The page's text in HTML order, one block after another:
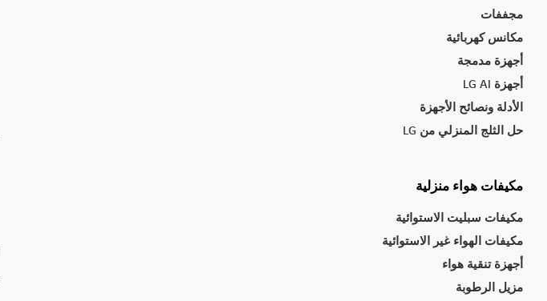
مجففات
مكانس كهربائية
أجهزة مدمجة
أجهزة LG AI
الأدلة ونصائح الأجهزة
حل الثلج المنزلي من LG
مكيفات هواء منزلية
مكيفات سبليت الاستوائية
مكيفات الهواء غير الاستوائية
أجهزة تنقية هواء
مزيل الرطوبة